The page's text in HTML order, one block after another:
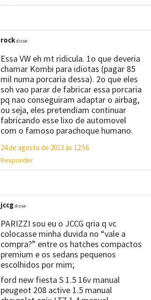
rockdisse:
Essa VW eh mt ridicula. 1o que deveria
chamar Kombi para idiotas (pagar 85
mil numa porcaria dessa). 2o que eles
soh vao parar de fabricar essa porcaria
pq nao conseguiram adaptar o airbag,
ou seja, eles pretendiam continuar
fabricando esse lixo de automovel
com o famoso parachoque humano.
24 de agosto de 2013 às 12:56
Responder
jccgdisse:
PARIZZI sou eu o JCCG qria q vc
colocasse minha duvida no “vale a
compra?” entre os hatches compactos
premium e os sedans pequenos
escolhidos por mim;
ford new fiesta S 1.5 16v manual
peugeot 208 active 1.5 manual